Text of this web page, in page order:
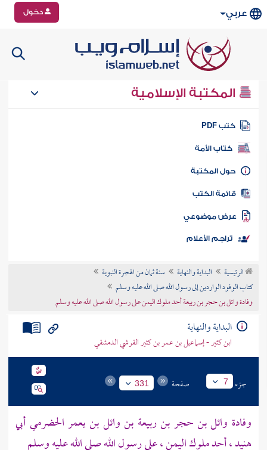
عربي دخول
المكتبة الإسلامية
كتب PDF
كتاب الأمة
المكتبة
الكتب
موضوعي
تراجم الأعلام
الرئيسية البداية والنهاية
سنة ثمان من الهجرة النبوية
كتاب الوفود الواردين إلى رسول الله صلى الله عليه وسلم
وفادة وائل بن حجر بن ربيعة أحد ملوك اليمن على رسول الله صلى الله عليه وسلم
البداية والنهاية
ابن كثير - إسماعيل بن عمر بن كثير القرشي الدمشقي
جزء 7 صفحة 331
وفادة وائل بن حجر بن ربيعة بن وائل بن يعمر الحضرمي أبي
هنيد، أحد ملوكاليمن ،على رسول الله صلى الله عليه وسلم